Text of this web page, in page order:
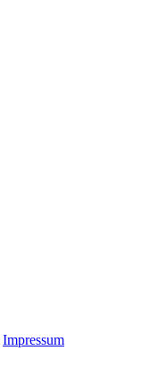
Impressum